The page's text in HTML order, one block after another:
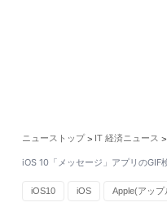
ニューストップ > IT 経済ニュース >
iOS 10「メッセージ」アプリの
iOS10 iOS Apple(アップ